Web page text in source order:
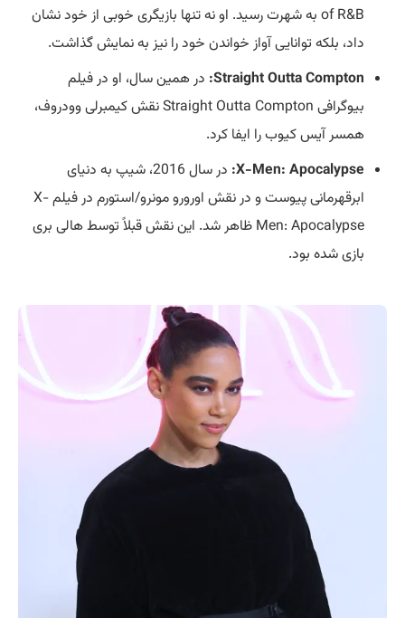
of R&B به شهرت رسید. او نه تنها بازیگری خوبی از خود نشان
داد، بلکه توانایی آواز خواندن خود را نیز به نمایش گذاشت.
Straight Outta Compton: در همین سال، او در فیلم
بیوگرافی Straight Outta Compton نقش کیمبرلی وودروف،
همسر آیس کیوب را ایفا کرد.
X-Men: Apocalypse:
در سال 2016، شیپ به دنیای
ابرقهرمانی پیوست و در نقش اورورو مونرو/استورم در فیلم X-
Men: Apocalypse ظاهر شد. این نقش قبلاً توسط هالی بری
بازی شده بود.